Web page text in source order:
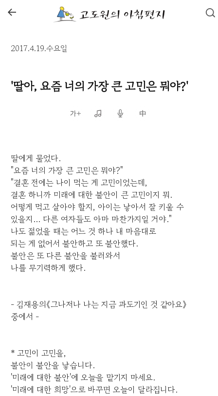
←
2017.4.19.수요일
'딸아, 요즘 너의 가장 큰 고민은 뭐야?'
딸에게 물었다.
"요즘 너의 가장 큰 고민은 뭐야?"
"결혼 전에는 나이 먹는 게 고민이었는데,
결혼 하니까 미래에 대한 불안이 큰 고민이지 뭐.
어떻게 먹고 살아야 할지, 아이는 낳아서 잘 키울 수
있을지... 다른 여자들도 아마 마찬가지일 거야."
나도 젊었을 때는 어느 것 하나 내 마음대로
되는 게 없어서 불안하고 또 불안했다.
불안은 또 다른 불안을 불러와서
나를 무기력하게 했다.
- 김재용의《그나저나 나는 지금 과도기인 것 같아요》
중에서 -
* 고민이 고민을,
불안이 불안을 낳습니다.
'미래에 대한 불안'에 오늘을 맡기지 마세요.
'미래에 대한 희망'으로 바꾸면 오늘이 달라집니다.